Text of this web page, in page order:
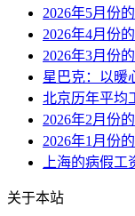
2026年5月份
2026年4月份
2026年3月份
星巴克：以暖
北京历年平均
2026年2月份
2026年1月份
上海的病假工
关于本站